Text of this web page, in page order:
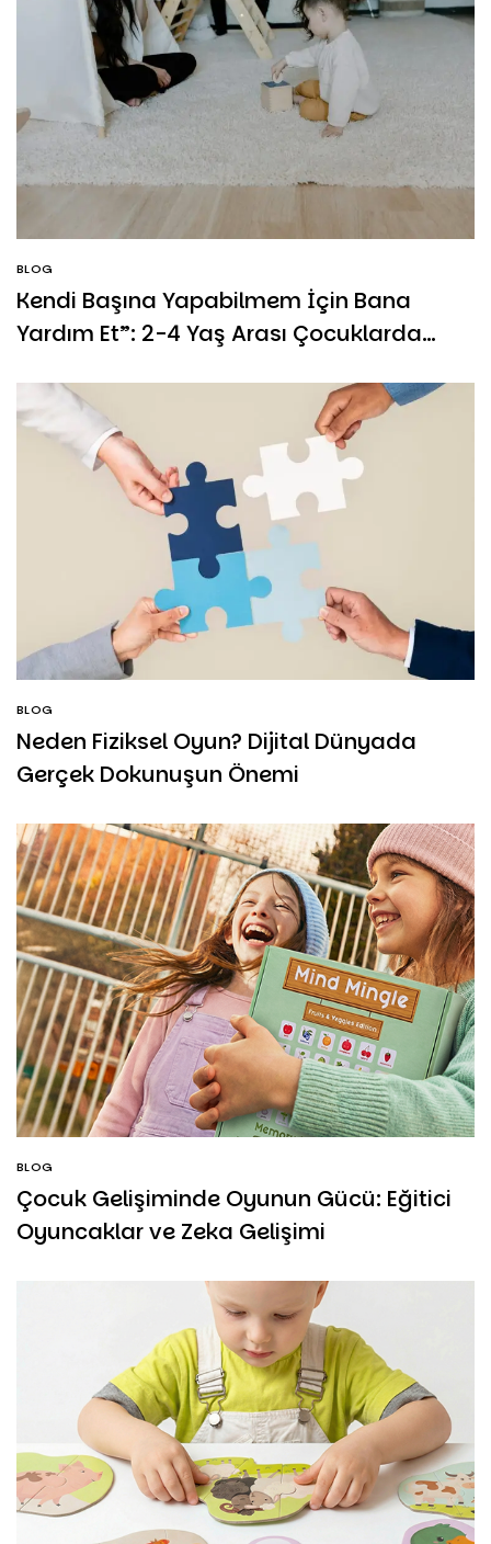
BLOG
Kendi Başına Yapabilmem İçin Bana
Yardım Et”: 2-4 Yaş Arası Çocuklarda
BLOG
Neden Fiziksel Oyun? Dijital Dünyada
Gerçek Dokunuşun Önemi
BLOG
Çocuk Gelişiminde Oyunun Gücü: Eğitici
Oyuncaklar ve Zeka Gelişimi